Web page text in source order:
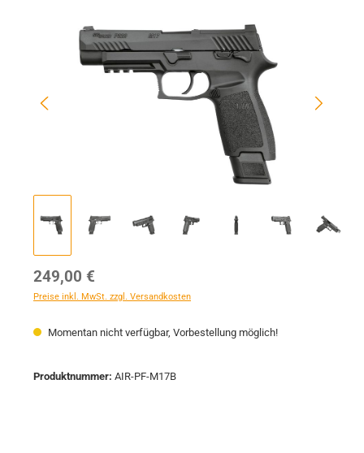
Regulärer Preis:
249,00 €
Preise inkl. MwSt. zzgl. Versandkosten
Momentan nicht verfügbar, Vorbestellung möglich!
Produktnummer: AIR-PF-M17B